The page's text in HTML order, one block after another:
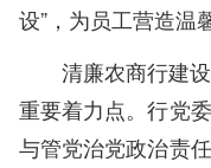
设”，为员工营造温
清廉农商行建
重要着力点。行党
与管党治党政治责